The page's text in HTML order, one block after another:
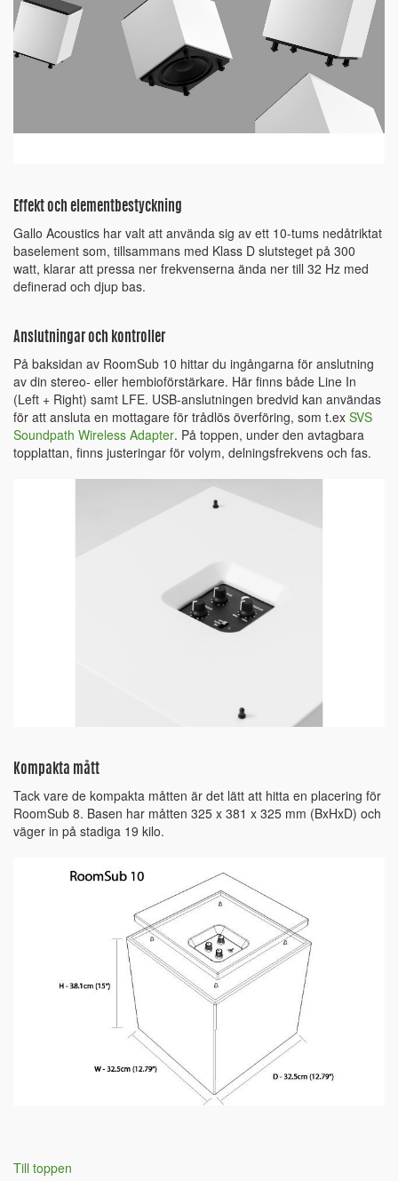
Effekt och elementbestyckning
Gallo Acoustics har valt att använda sig av ett 10-tums nedåtriktat
baselement som, tillsammans med Klass D slutsteget på 300
watt, klarar att pressa ner frekvenserna ända ner till 32 Hz med
definerad och djup bas.
Anslutningar och kontroller
På baksidan av RoomSub 10 hittar du ingångarna för anslutning
av din stereo- eller hembioförstärkare. Här finns både Line In
(Left + Right) samt LFE. USB-anslutningen bredvid kan användas
för att ansluta en mottagare för trådlös överföring, som t.ex SVS
Soundpath Wireless Adapter. På toppen, under den avtagbara
topplattan, finns justeringar för volym, delningsfrekvens och fas.
Kompakta mått
Tack vare de kompakta måtten är det lätt att hitta en placering för
RoomSub 8. Basen har måtten 325 x 381 x 325 mm (BxHxD) och
väger in på stadiga 19 kilo.
Till toppen